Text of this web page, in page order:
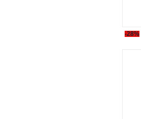
-28%